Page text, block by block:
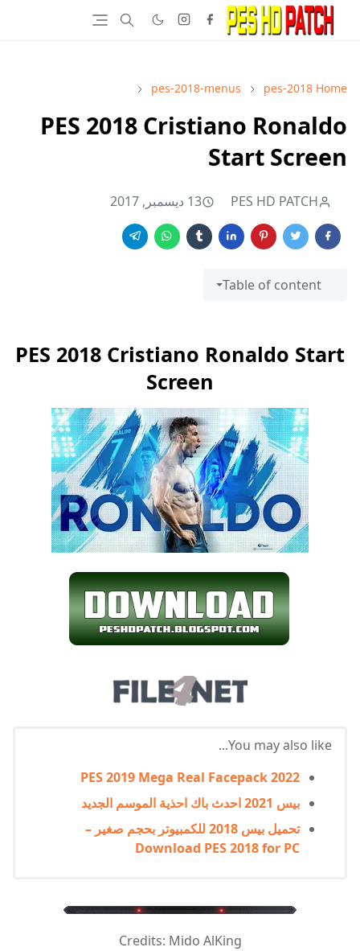
Home
pes-2018
pes-2018-menus
PES 2018 Cristiano Ronaldo
Start Screen
PES HD PATCH 13 ديسمبر, 2017
Table of content
PES 2018 Cristiano Ronaldo Start
Screen
You may also like...
PES 2019 Mega Real Facepack 2022
بيس 2021 احدث باك احذية الموسم الجديد
تحميل بيس 2018 للكمبيوتر بحجم صغير –
Download PES 2018 for PC
Credits: Mido AlKing